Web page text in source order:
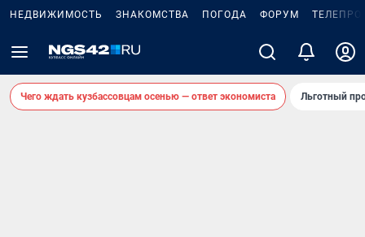
НЕДВИЖИМОСТЬ ЗНАКОМСТВА ПОГОДА ФОРУМ
Чего ждать кузбассовцам осенью — ответ экономиста Льготный